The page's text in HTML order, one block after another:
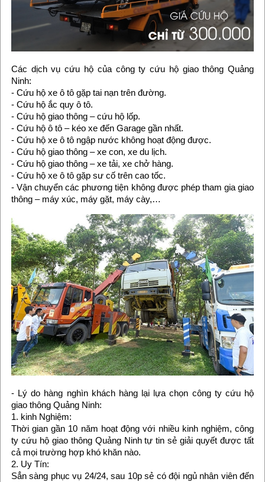
Các dịch vụ cứu hộ của công ty cứu hộ giao thông Quảng
Ninh:
- Cứu hộ xe ô tô gặp tai nạn trên đường.
- Cứu hộ ắc quy ô tô.
- Cứu hộ giao thông – cứu hộ lốp.
- Cứu hộ ô tô – kéo xe đến Garage gần nhất.
- Cứu hộ xe ô tô ngập nước không hoạt động được.
- Cứu hộ giao thông – xe con, xe du lịch.
- Cứu hộ giao thông – xe tải, xe chở hàng.
- Cứu hộ xe ô tô gặp sư cố trên cao tốc.
- Vận chuyển các phương tiện không được phép tham gia giao
thông – máy xúc, máy gặt, máy cày,…
- Lý do hàng nghìn khách hàng lại lựa chọn công ty cứu hộ
giao thông Quảng Ninh:
1. kinh Nghiệm:
Thời gian gần 10 năm hoạt động với nhiều kinh nghiệm, công
ty cứu hộ giao thông Quảng Ninh tự tin sẻ giải quyết được tất
cả mọi trường hợp khó khăn nào.
2. Uy Tín:
Sẳn sàng phục vụ 24/24, sau 10p sẻ có đội ngủ nhân viên đến